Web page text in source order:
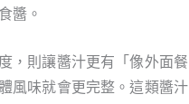
醬。
，則讓醬汁更有「像外面餐
風味就會更完整。這類醬汁